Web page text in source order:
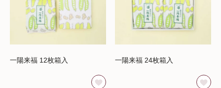
一陽来福 12枚箱入 一陽来福 24枚箱入